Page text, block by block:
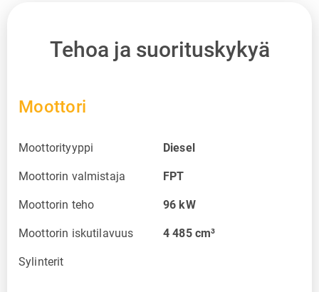
Tehoa ja suorituskykyä
Moottori
Moottorityyppi Diesel
Moottorin valmistaja FPT
Moottorin teho 96 kW
Moottorin iskutilavuus 4 485 cm³
Sylinterit